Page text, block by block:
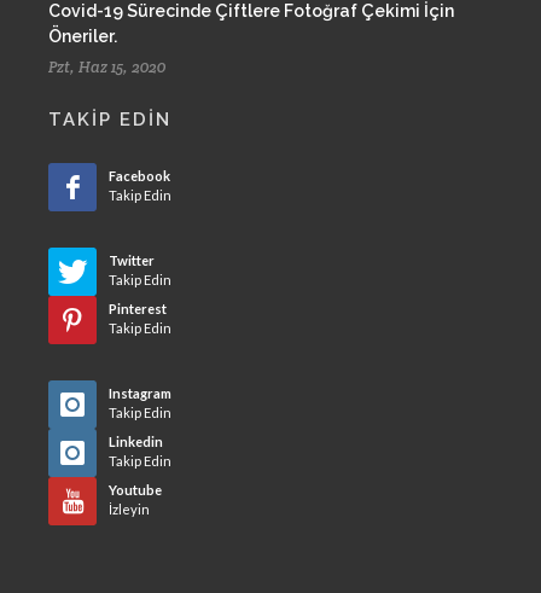
Covid-19 Sürecinde Çiftlere Fotoğraf Çekimi İçin
Öneriler.
Pzt, Haz 15, 2020
TAKIP EDIN
Facebook
Takip Edin
Twitter
Takip Edin
Pinterest
Takip Edin
Instagram
Takip Edin
Linkedin
Takip Edin
Youtube
İzleyin